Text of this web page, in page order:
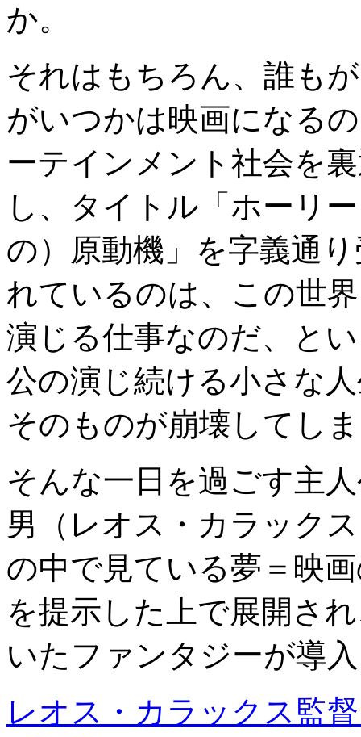
か。
それはもちろん、誰も
がいつかは映画になる
ーテインメント社会を
し、タイトル「ホーリ
の）原動機」を字義通
れているのは、この世
演じる仕事なのだ、と
公の演じ続ける小さな
そのものが崩壊してし
そんな一日を過ごす主
男（レオス・カラック
の中で見ている夢＝映
を提示した上で展開さ
いたファンタジーが導
レオス・カラックス監